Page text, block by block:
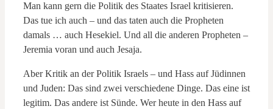
Man kann gern die Politik des Staates Israel kritisieren.
Das tue ich auch – und das taten auch die Propheten
damals … auch Hesekiel. Und all die anderen Propheten –
Jeremia voran und auch Jesaja.
Aber Kritik an der Politik Israels – und Hass auf Jüdinnen
und Juden: Das sind zwei verschiedene Dinge. Das eine ist
legitim. Das andere ist Sünde. Wer heute in den Hass auf